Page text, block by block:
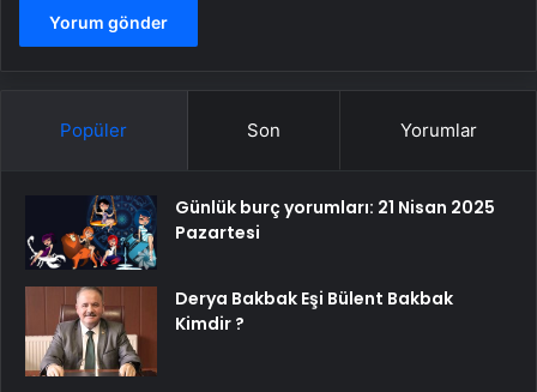
Popüler Son Yorumlar
Günlük burç yorumları: 21 Nisan 2025
Pazartesi
Derya Bakbak Eşi Bülent Bakbak
Kimdir ?